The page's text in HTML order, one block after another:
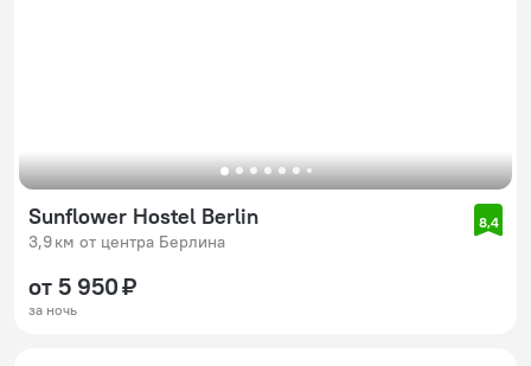
Sunflower Hostel Berlin
3,9 км от центра Берлина
8,4
от 5 950 ₽
за ночь